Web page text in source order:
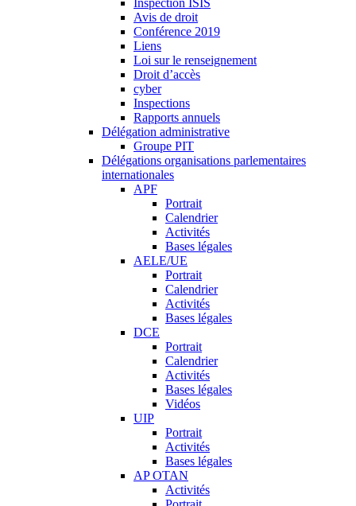
Inspection ISIS
Avis de droit
Conférence 2019
Liens
Loi sur le renseignement
Droit d’accès
cyber
Inspections
Rapports annuels
Délégation administrative
Groupe PIT
Délégations organisations parlementaires
internationales
APF
Portrait
Calendrier
Activités
Bases légales
AELE/UE
Portrait
Calendrier
Activités
Bases légales
DCE
Portrait
Calendrier
Activités
Bases légales
Vidéos
UIP
Portrait
Activités
Bases légales
AP OTAN
Activités